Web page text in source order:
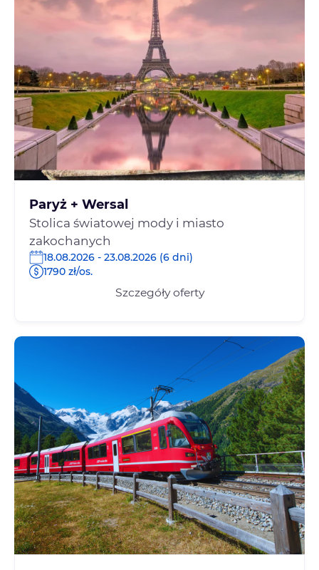
Paryż + Wersal
Stolica światowej mody i miasto
zakochanych
18.08.2026 - 23.08.2026 (6 dni)
1790 zł/os.
Szczegóły oferty